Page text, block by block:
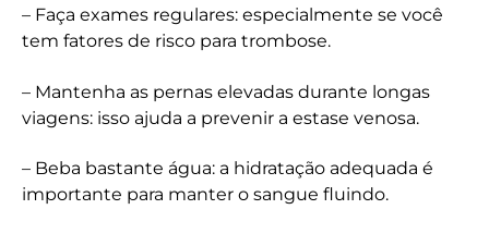
– Faça exames regulares: especialmente se você
tem fatores de risco para trombose.
– Mantenha as pernas elevadas durante longas
viagens: isso ajuda a prevenir a estase venosa.
– Beba bastante água: a hidratação adequada é
importante para manter o sangue fluindo.